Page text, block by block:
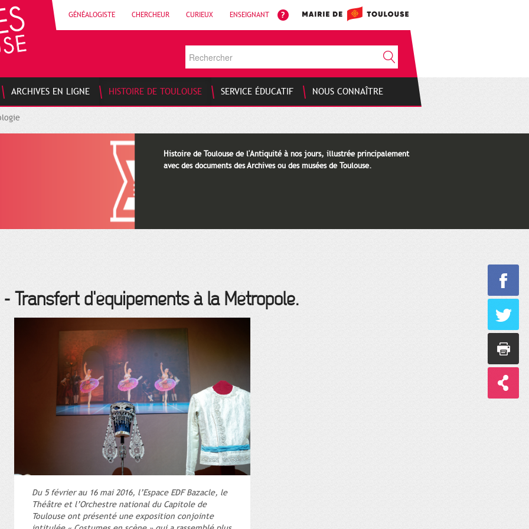
GÉNÉALOGISTE CHERCHEUR CURIEUX ENSEIGNANT
ARCHIVES EN LIGNE HISTOIRE DE TOULOUSE SERVICE ÉDUCATIF NOUS CONNAÎTRE
Histoire de Toulouse de l'Antiquité à nos jours, illustrée principalement
avec des documents des Archives ou des musées de Toulouse.
- Transfert d'équipements à la Métropole.
Du 5 février au 16 mai 2016, l’Espace EDF Bazacle, le
Théâtre et l’Orchestre national du Capitole de
Toulouse ont présenté une exposition conjointe